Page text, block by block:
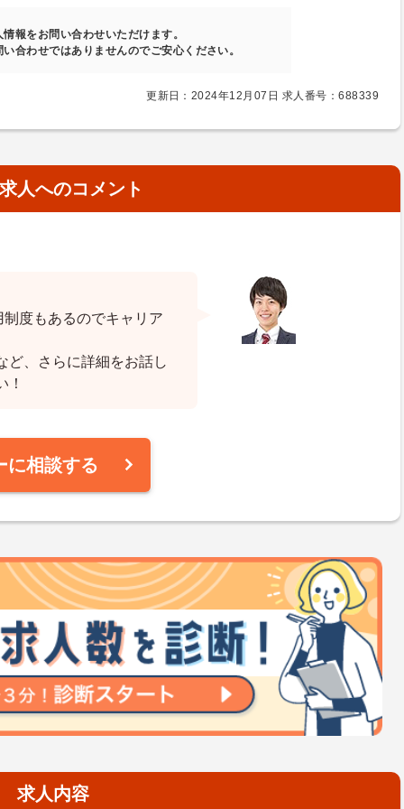
情報をお問い合わせいただけます。
合わせではありませんのでご安心ください。
更新日：2024年12月07日 求人番号：688339
人へのコメント
度もあるのでキャリア
ど、さらに詳細をお話し
！
に相談する
求人内容